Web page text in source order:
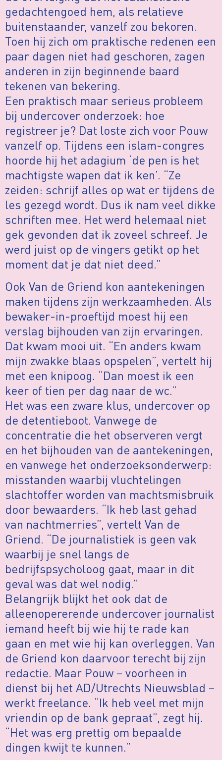
gedachtengoed hem, als relatieve
buitenstaander, vanzelf zou bekoren.
Toen hij zich om praktische redenen een
paar dagen niet had geschoren, zagen
anderen in zijn beginnende baard
tekenen van bekering.
Een praktisch maar serieus probleem
bij undercover onderzoek: hoe
registreer je? Dat loste zich voor Pouw
vanzelf op. Tijdens een islam-congres
hoorde hij het adagium ‘de pen is het
machtigste wapen dat ik ken’. “Ze
zeiden: schrijf alles op wat er tijdens de
les gezegd wordt. Dus ik nam veel dikke
schriften mee. Het werd helemaal niet
gek gevonden dat ik zoveel schreef. Je
werd juist op de vingers getikt op het
moment dat je dat niet deed.”
Ook Van de Griend kon aantekeningen
maken tijdens zijn werkzaamheden. Als
bewaker-in-proeftijd moest hij een
verslag bijhouden van zijn ervaringen.
Dat kwam mooi uit. “En anders kwam
mijn zwakke blaas opspelen”, vertelt hij
met een knipoog. “Dan moest ik een
keer of tien per dag naar de wc.”
Het was een zware klus, undercover op
de detentieboot. Vanwege de
concentratie die het observeren vergt
en het bijhouden van de aantekeningen,
en vanwege het onderzoeksonderwerp:
misstanden waarbij vluchtelingen
slachtoffer worden van machtsmisbruik
door bewaarders. “Ik heb last gehad
van nachtmerries”, vertelt Van de
Griend. “De journalistiek is geen vak
waarbij je snel langs de
bedrijfspsycholoog gaat, maar in dit
geval was dat wel nodig.”
Belangrijk blijkt het ook dat de
alleenopererende undercover journalist
iemand heeft bij wie hij te rade kan
gaan en met wie hij kan overleggen. Van
de Griend kon daarvoor terecht bij zijn
redactie. Maar Pouw – voorheen in
dienst bij het AD/Utrechts Nieuwsblad –
werkt freelance. “Ik heb veel met mijn
vriendin op de bank gepraat”, zegt hij.
“Het was erg prettig om bepaalde
dingen kwijt te kunnen.”